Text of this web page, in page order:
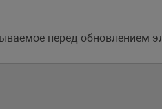
перед обновлением